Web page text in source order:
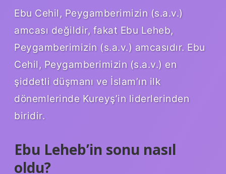
Ebu Cehil, Peygamberimizin (s.a.v.)
amcası değildir, fakat Ebu Leheb,
Peygamberimizin (s.a.v.) amcasıdır. Ebu
Cehil, Peygamberimizin (s.a.v.) en
şiddetli düşmanı ve İslam’ın ilk
dönemlerinde Kureyş’in liderlerinden
biridir.
Ebu Leheb’in sonu nasıl
oldu?